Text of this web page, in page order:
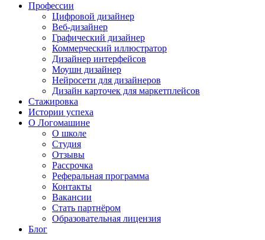
Профессии
Цифровой дизайнер
Веб-дизайнер
Графический дизайнер
Коммерческий иллюстратор
Дизайнер интерфейсов
Моушн дизайнер
Нейросети для дизайнеров
Дизайн карточек для маркетплейсов
Стажировка
Истории успеха
О Логомашине
О школе
Студия
Отзывы
Рассрочка
Реферальная программа
Контакты
Вакансии
Стать партнёром
Образовательная лицензия
Блог